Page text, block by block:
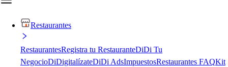
Restaurantes
RestaurantesRegistra tu RestauranteDiDi Tu
NegocioDiDigitalízateDiDi AdsImpuestosRestaurantes FAQKit